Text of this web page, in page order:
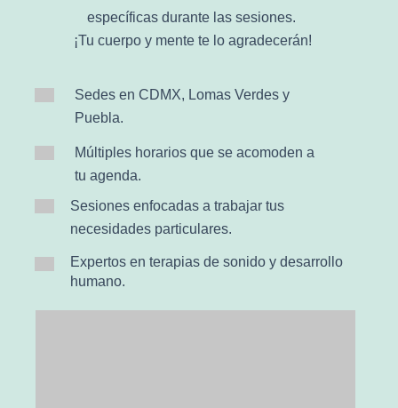
específicas durante las sesiones.
¡Tu cuerpo y mente te lo agradecerán!
Sedes en CDMX, Lomas Verdes y
Puebla.
Múltiples horarios que se acomoden a
tu agenda.
Sesiones enfocadas a trabajar tus
necesidades particulares.
Expertos en terapias de sonido y desarrollo
humano.